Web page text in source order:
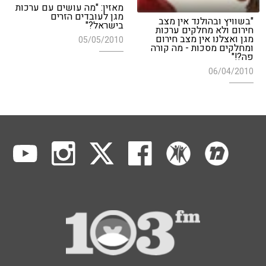
מאזין: "מה עושים עם ערכות
מגן לעובדים הזרים
בישראל?"
05/05/2010
"בשוויץ ובהולנד אין מצב
חירום ולא מחלקים ערכות
מגן ואצלנו אין מצב חירום
ומחלקים מסכות - מה קורה
פה?!"
06/04/2010